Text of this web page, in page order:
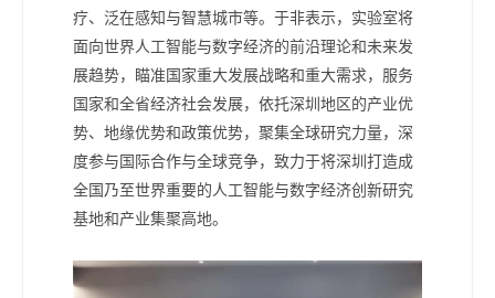
疗、泛在感知与智慧城市等。于非表示，实验室将
面向世界人工智能与数字经济的前沿理论和未来发
展趋势，瞄准国家重大发展战略和重大需求，服务
国家和全省经济社会发展，依托深圳地区的产业优
势、地缘优势和政策优势，聚集全球研究力量，深
度参与国际合作与全球竞争，致力于将深圳打造成
全国乃至世界重要的人工智能与数字经济创新研究
基地和产业集聚高地。